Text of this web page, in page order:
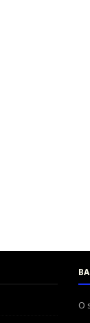
O